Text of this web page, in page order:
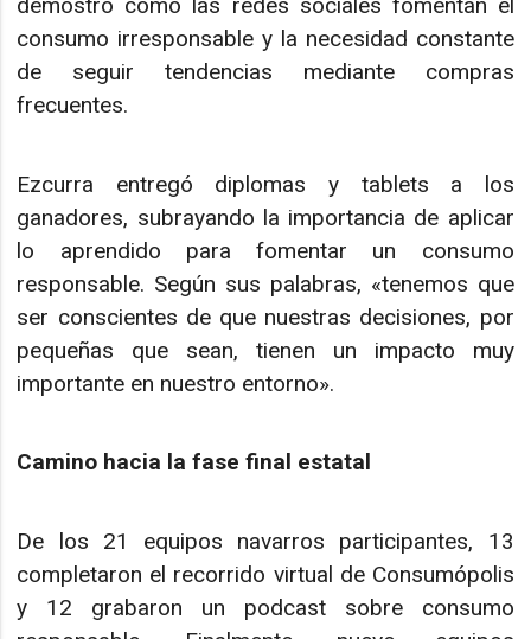
demostró cómo las redes sociales fomentan el
consumo irresponsable y la necesidad constante
de seguir tendencias mediante compras
frecuentes.
Ezcurra entregó diplomas y tablets a los
ganadores, subrayando la importancia de aplicar
lo aprendido para fomentar un consumo
responsable. Según sus palabras, «tenemos que
ser conscientes de que nuestras decisiones, por
pequeñas que sean, tienen un impacto muy
importante en nuestro entorno».
Camino hacia la fase final estatal
De los 21 equipos navarros participantes, 13
completaron el recorrido virtual de Consumópolis
y 12 grabaron un podcast sobre consumo